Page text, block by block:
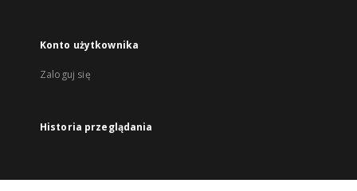
Konto użytkownika
Zaloguj się
Historia przeglądania